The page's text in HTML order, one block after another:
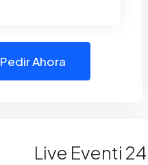
Pedir Ahora
Live Eventi